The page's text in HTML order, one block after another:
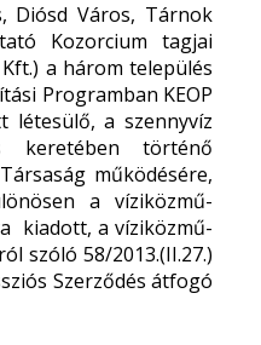
Diósd Város, Tárnok
Kozorcium tagjai
a három település
Programban KEOP
létesülő, a szennyvíz
keretében történő
működésére,
a víziközmű-
kiadott, a víziközmű-
szóló 58/2013.(II.27.)
Szerződés átfogó